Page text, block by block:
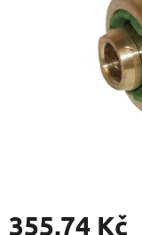
355,74 Kč